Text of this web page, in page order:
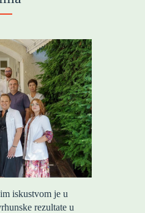
iskustvom je u
rezultate u